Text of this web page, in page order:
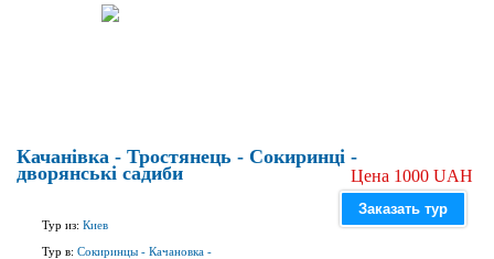
Качанівка - Тростянець - Сокиринці -
дворянські садиби
Тур из: Киев
Тур в: Сокиринцы - Качановка -
Цена 1000 UAH
Заказать тур